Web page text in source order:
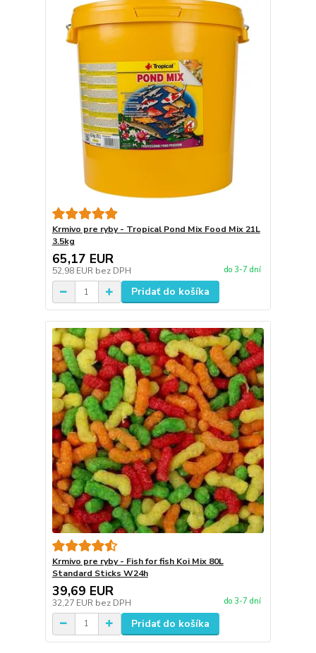
Krmivo pre ryby - Tropical Pond Mix Food Mix 21L
3.5kg
65,17 EUR
52,98 EUR bez DPH do 3-7 dní
Pridať do košíka
Krmivo pre ryby - Fish for fish Koi Mix 80L
Standard Sticks W24h
39,69 EUR
32,27 EUR bez DPH do 3-7 dní
Pridať do košíka